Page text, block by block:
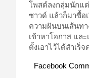
โพสต์ลงกลุ่มนักแต่
ซาวด์ แล้วก็มาซื้อ
ความฝันบนเส้นท
เข้าหาโอกาส แล
ตั้งเอาไว้ได้สำเร็จ
Facebook